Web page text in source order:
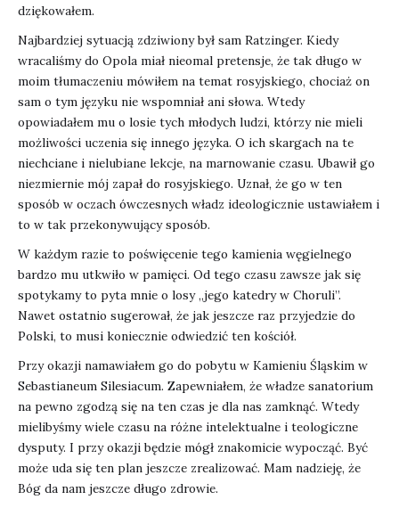
dziękowałem.
Najbardziej sytuacją zdziwiony był sam Ratzinger. Kiedy
wracaliśmy do Opola miał nieomal pretensje, że tak długo w
moim tłumaczeniu mówiłem na temat rosyjskiego, chociaż on
sam o tym języku nie wspomniał ani słowa. Wtedy
opowiadałem mu o losie tych młodych ludzi, którzy nie mieli
możliwości uczenia się innego języka. O ich skargach na te
niechciane i nielubiane lekcje, na marnowanie czasu. Ubawił go
niezmiernie mój zapał do rosyjskiego. Uznał, że go w ten
sposób w oczach ówczesnych władz ideologicznie ustawiałem i
to w tak przekonywujący sposób.
W każdym razie to poświęcenie tego kamienia węgielnego
bardzo mu utkwiło w pamięci. Od tego czasu zawsze jak się
spotykamy to pyta mnie o losy „jego katedry w Choruli”.
Nawet ostatnio sugerował, że jak jeszcze raz przyjedzie do
Polski, to musi koniecznie odwiedzić ten kościół.
Przy okazji namawiałem go do pobytu w Kamieniu Śląskim w
Sebastianeum Silesiacum. Zapewniałem, że władze sanatorium
na pewno zgodzą się na ten czas je dla nas zamknąć. Wtedy
mielibyśmy wiele czasu na różne intelektualne i teologiczne
dysputy. I przy okazji będzie mógł znakomicie wypocząć. Być
może uda się ten plan jeszcze zrealizować. Mam nadzieję, że
Bóg da nam jeszcze długo zdrowie.